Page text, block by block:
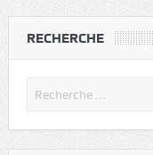
RECHERCHE